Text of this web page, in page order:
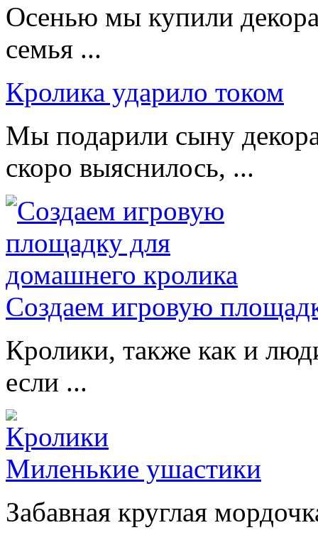
Осенью мы купили
семья ...
Кролика ударило током
Мы подарили сыну
скоро выяснилось, ...
Создаем игровую
Кролики, также как и
если ...
Миленькие ушастики
Забавная круглая